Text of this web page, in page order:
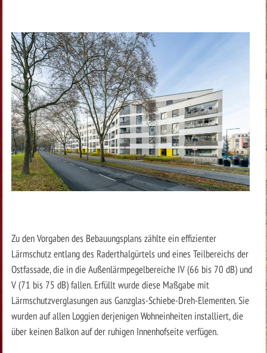
Zu den Vorgaben des Bebauungsplans zählte ein effizienter
Lärmschutz entlang des Raderthalgürtels und eines Teilbereichs der
Ostfassade, die in die Außenlärmpegelbereiche IV (66 bis 70 dB) und
V (71 bis 75 dB) fallen. Erfüllt wurde diese Maßgabe mit
Lärmschutzverglasungen aus Ganzglas-Schiebe-Dreh-Elementen. Sie
wurden auf allen Loggien derjenigen Wohneinheiten installiert, die
über keinen Balkon auf der ruhigen Innenhofseite verfügen.